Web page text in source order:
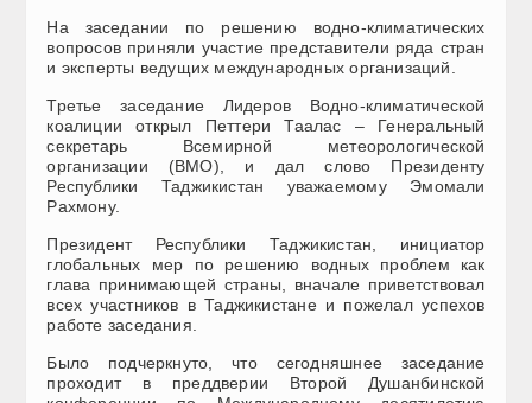
На заседании по решению водно-климатических
вопросов приняли участие представители ряда стран
и эксперты ведущих международных организаций.
Третье заседание Лидеров Водно-климатической
коалиции открыл Петтери Таалас – Генеральный
секретарь Всемирной метеорологической
организации (ВМО), и дал слово Президенту
Республики Таджикистан уважаемому Эмомали
Рахмону.
Президент Республики Таджикистан, инициатор
глобальных мер по решению водных проблем как
глава принимающей страны, вначале приветствовал
всех участников в Таджикистане и пожелал успехов
работе заседания.
Было подчеркнуто, что сегодняшнее заседание
проходит в преддверии Второй Душанбинской